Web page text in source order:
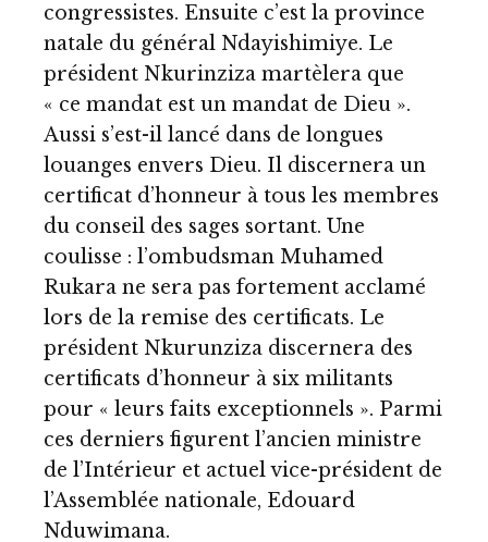
congressistes. Ensuite c’est la province
natale du général Ndayishimiye. Le
président Nkurinziza martèlera que
« ce mandat est un mandat de Dieu ».
Aussi s’est-il lancé dans de longues
louanges envers Dieu. Il discernera un
certificat d’honneur à tous les membres
du conseil des sages sortant. Une
coulisse : l’ombudsman Muhamed
Rukara ne sera pas fortement acclamé
lors de la remise des certificats. Le
président Nkurunziza discernera des
certificats d’honneur à six militants
pour « leurs faits exceptionnels ». Parmi
ces derniers figurent l’ancien ministre
de l’Intérieur et actuel vice-président de
l’Assemblée nationale, Edouard
Nduwimana.